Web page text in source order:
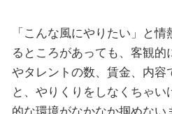
「こんな風にやりたい」と
るところがあっても、客観
やタレントの数、賃金、内容
と、やりくりをしなくちゃ